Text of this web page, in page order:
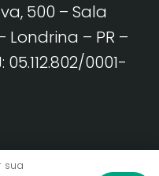
500 – Sala
Londrina – PR –
05.112.802/0001-
de Uso
sua